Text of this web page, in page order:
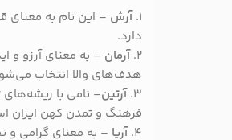
۱. آرش – این نام به معنای
دارد.
2. آرمان – به معنای آرزو و
هدف‌های والا انتخاب
3. آرتین– نامی با
فرهنگ و تمدن کهن ایران
4. آریا – به معنای گرامی و